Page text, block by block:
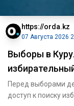
https://orda.kz
07 Августа 2026
Выборы в
Перед выборами
доступ к поиску